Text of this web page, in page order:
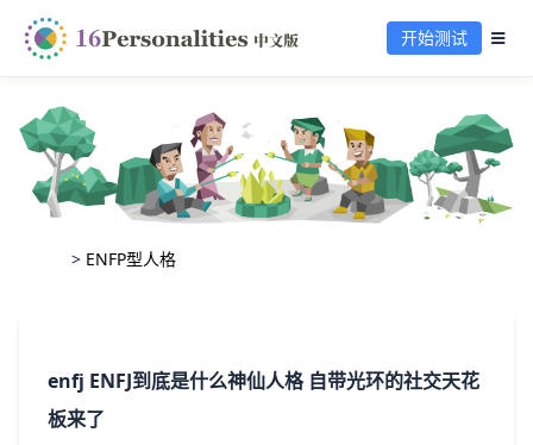
开始测试
> ENFP型人格
enfj ENFJ到底是什么神仙人格 自带光环的社交天花
板来了